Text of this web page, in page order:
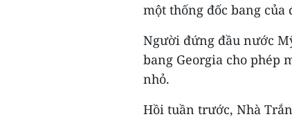
một thống đốc bang của
Người đứng đầu nước
bang Georgia cho phép
nhỏ.
Hồi tuần trước, Nhà